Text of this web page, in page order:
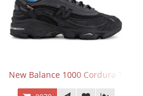
New Balance 1000 Cordura